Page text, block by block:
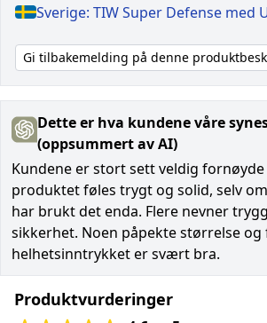
Sverige: TIW Super Defense med
Gi tilbakemelding på denne
Dette er hva kundene våre
(oppsummert av AI)
Kundene er stort sett veldig fornøyde
produktet føles trygt og solid, selv
har brukt det enda. Flere nevner
sikkerhet. Noen påpekte størrelse og
helhetsinntrykket er svært bra.
Produktvurderinger